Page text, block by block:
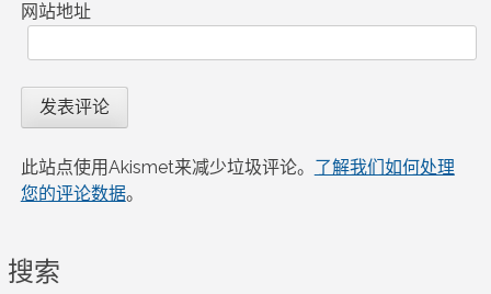
网站地址
此站点使用Akismet来减少垃圾评论。 了解我们如何处理
您的评论数据。
搜索